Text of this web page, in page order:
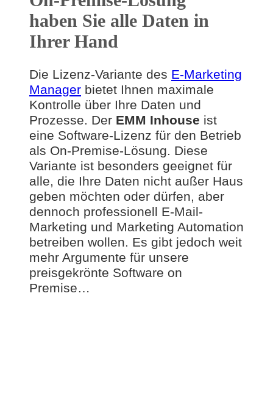
haben Sie alle Daten in
Ihrer Hand
Die Lizenz-Variante des E-Marketing
Manager bietet Ihnen maximale
Kontrolle über Ihre Daten und
Prozesse. Der EMM Inhouse ist
eine Software-Lizenz für den Betrieb
als On-Premise-Lösung. Diese
Variante ist besonders geeignet für
alle, die Ihre Daten nicht außer Haus
geben möchten oder dürfen, aber
dennoch professionell E-Mail-
Marketing und Marketing Automation
betreiben wollen. Es gibt jedoch weit
mehr Argumente für unsere
preisgekrönte Software on
Premise…